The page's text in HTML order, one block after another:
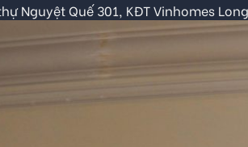
Nguyệt Quế 301, KĐT Vinhomes